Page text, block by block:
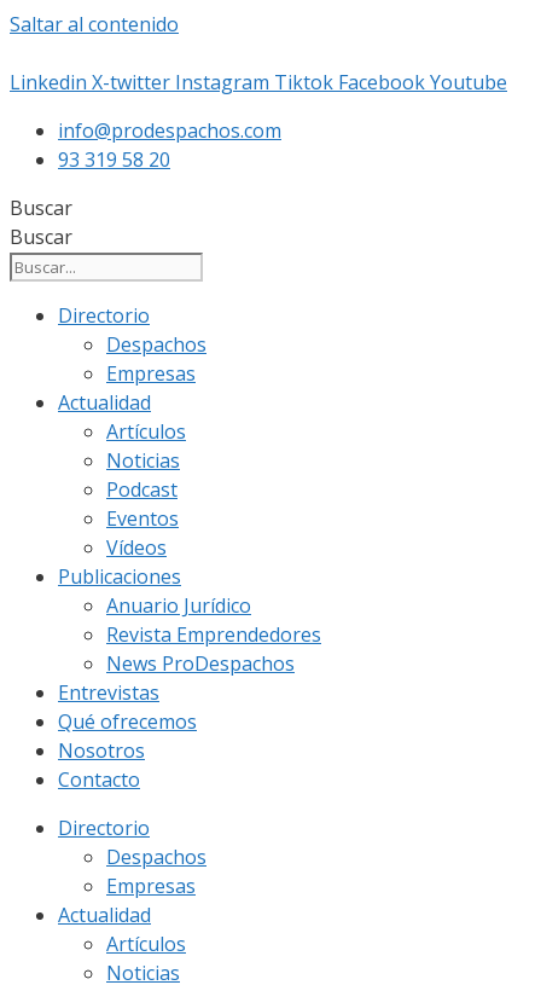
Saltar al contenido
Linkedin X-twitter Instagram Tiktok FacebookYoutube
info@prodespachos.com
93 319 58 20
Buscar
Buscar
Directorio
Despachos
Empresas
Actualidad
Artículos
Noticias
Podcast
Eventos
Vídeos
Publicaciones
Anuario Jurídico
Revista Emprendedores
News ProDespachos
Entrevistas
Qué ofrecemos
Nosotros
Contacto
Directorio
Despachos
Empresas
Actualidad
Artículos
Noticias